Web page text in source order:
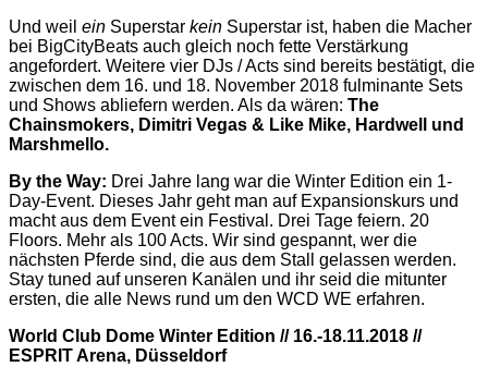
Und weil ein Superstar kein Superstar ist, haben die Macher
bei BigCityBeats auch gleich noch fette Verstärkung
angefordert. Weitere vier DJs / Acts sind bereits bestätigt, die
zwischen dem 16. und 18. November 2018 fulminante Sets
und Shows abliefern werden. Als da wären: The
Chainsmokers, Dimitri Vegas & Like Mike, Hardwell und
Marshmello.
By the Way: Drei Jahre lang war die Winter Edition ein 1-
Day-Event. Dieses Jahr geht man auf Expansionskurs und
macht aus dem Event ein Festival. Drei Tage feiern. 20
Floors. Mehr als 100 Acts. Wir sind gespannt, wer die
nächsten Pferde sind, die aus dem Stall gelassen werden.
Stay tuned auf unseren Kanälen und ihr seid die mitunter
ersten, die alle News rund um den WCD WE erfahren.
World Club Dome Winter Edition // 16.-18.11.2018 //
ESPRIT Arena, Düsseldorf